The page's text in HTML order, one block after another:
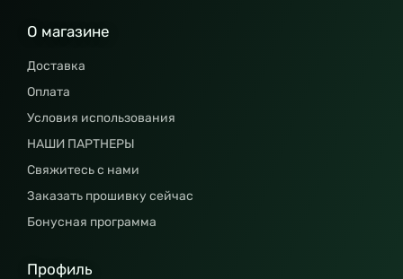
О магазине
Доставка
Оплата
Условия использования
НАШИ ПАРТНЕРЫ
Свяжитесь с нами
Заказать прошивку сейчас
Бонусная программа
Профиль